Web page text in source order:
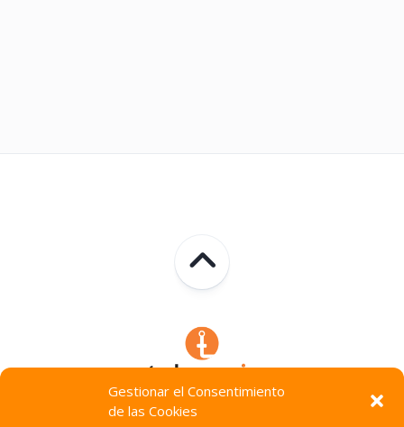
Gestionar el Consentimiento
de las Cookies
Technocracia © 2026. Todos Los Derechos Reservados.